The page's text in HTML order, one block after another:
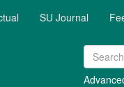
SU Journal